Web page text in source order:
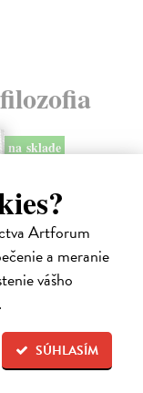
Artforum
a meranie
vášho
SÚHLASÍM
na sklade